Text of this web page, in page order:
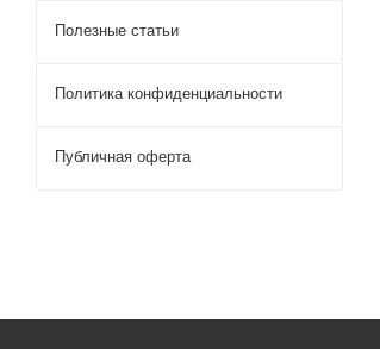
Полезные статьи
Политика конфиденциальности
Публичная оферта